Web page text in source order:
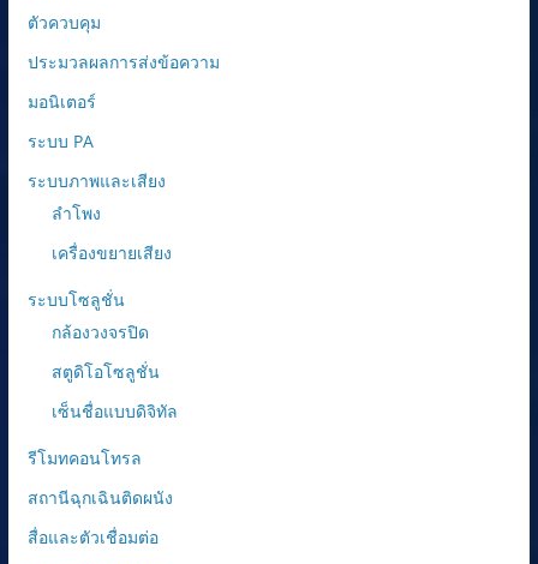
ตัวควบคุม
ประมวลผลการส่งข้อความ
มอนิเตอร์
ระบบ PA
ระบบภาพและเสียง
ลำโพง
เครื่องขยายเสียง
ระบบโซลูชั่น
กล้องวงจรปิด
สตูดิโอโซลูชั่น
เซ็นชื่อแบบดิจิทัล
รีโมทคอนโทรล
สถานีฉุกเฉินติดผนัง
สื่อและตัวเชื่อมต่อ